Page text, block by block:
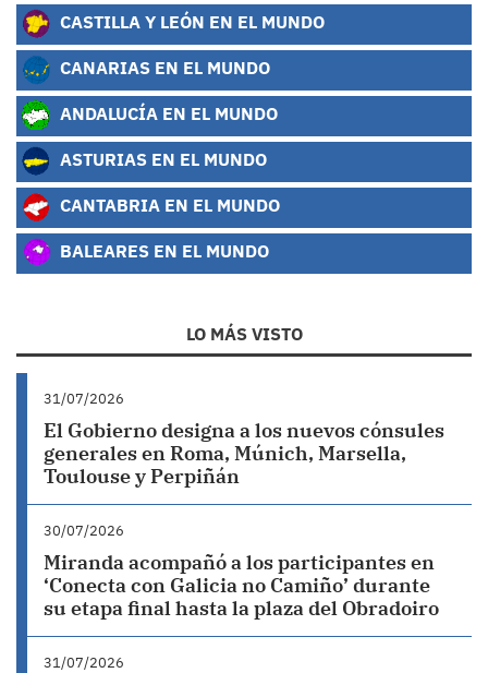
CASTILLA Y LEÓN EN EL MUNDO
CANARIAS EN EL MUNDO
ANDALUCÍA EN EL MUNDO
ASTURIAS EN EL MUNDO
CANTABRIA EN EL MUNDO
BALEARES EN EL MUNDO
LO MÁS VISTO
31/07/2026
El Gobierno designa a los nuevos cónsules
generales en Roma, Múnich, Marsella,
Toulouse y Perpiñán
30/07/2026
Miranda acompañó a los participantes en
‘Conecta con Galicia no Camiño’ durante
su etapa final hasta la plaza del Obradoiro
31/07/2026